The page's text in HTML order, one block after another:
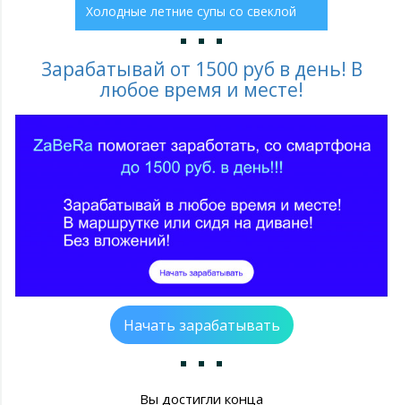
Холодные летние супы со свеклой
Зарабатывай от 1500 руб в день! В
любое время и месте!
Начать зарабатывать
Вы достигли конца